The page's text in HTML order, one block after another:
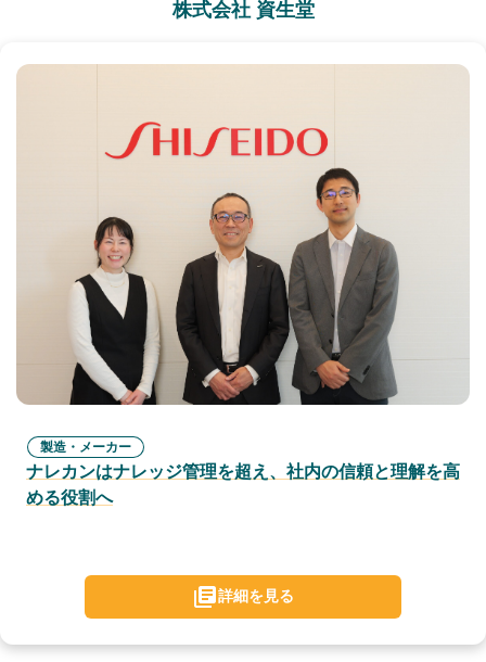
株式会社 資生堂
製造・メーカー
ナレカンはナレッジ管理を超え、社内の信頼と理解を高
める役割へ
詳細を見る